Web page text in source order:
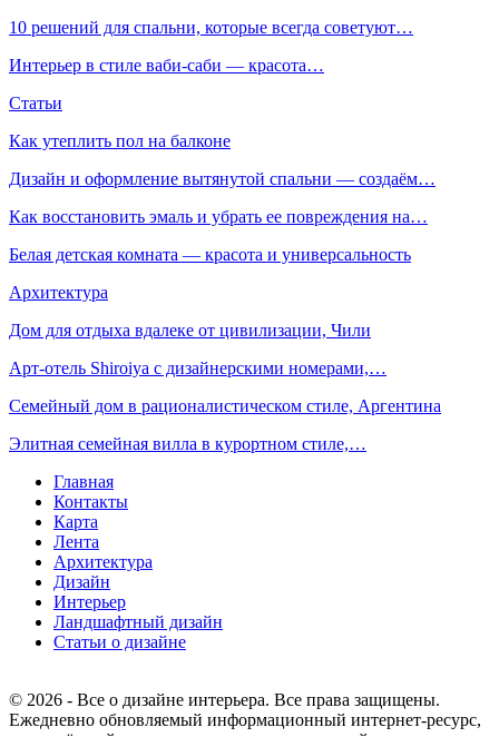
10 решений для спальни, которые всегда советуют…
Интерьер в стиле ваби-саби — красота…
Статьи
Как утеплить пол на балконе
Дизайн и оформление вытянутой спальни — создаём…
Как восстановить эмаль и убрать ее повреждения на…
Белая детская комната — красота и универсальность
Архитектура
Дом для отдыха вдалеке от цивилизации, Чили
Арт-отель Shiroiya с дизайнерскими номерами,…
Семейный дом в рационалистическом стиле, Аргентина
Элитная семейная вилла в курортном стиле,…
Главная
Контакты
Карта
Лента
Архитектура
Дизайн
Интерьер
Ландшафтный дизайн
Статьи о дизайне
© 2026 - Все о дизайне интерьера. Все права защищены.
Ежедневно обновляемый информационный интернет-ресурс,